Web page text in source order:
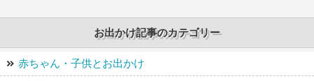
お出かけ記事のカテゴリー
赤ちゃん・子供とお出かけ